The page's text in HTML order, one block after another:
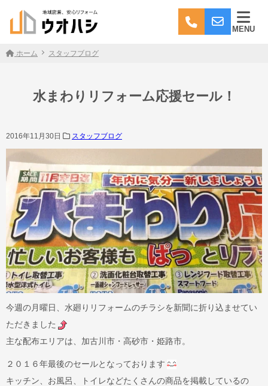
MENU
ホーム スタッフブログ
水まわりリフォーム応援セール！
2016年11月30日 スタッフブログ
今週の月曜日、水廻りリフォームのチラシを新聞に折り込ませてい
ただきました
主な配布エリアは、加古川市・高砂市・姫路市。
２０１６年最後のセールとなっております
キッチン、お風呂、トイレなどたくさんの商品を掲載しているの